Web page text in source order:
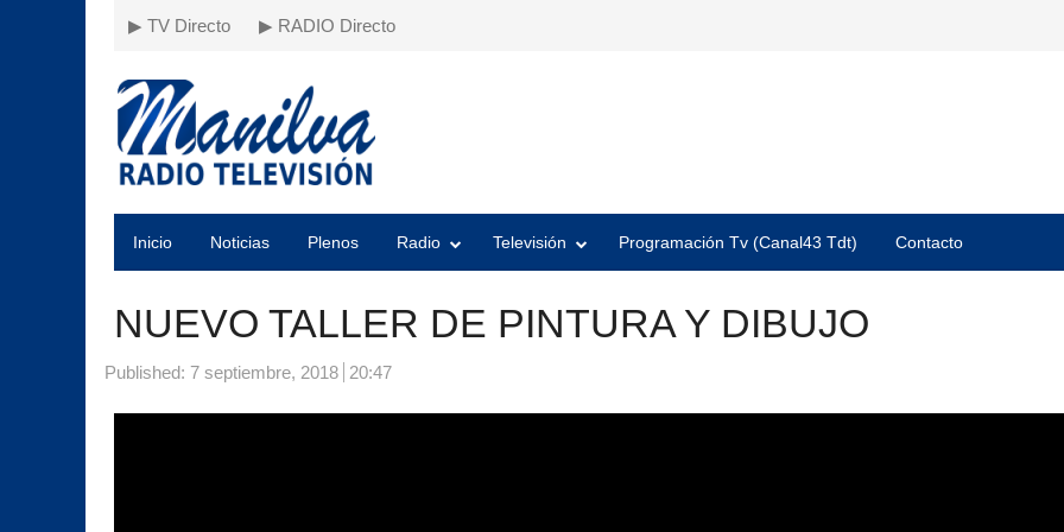
▶ TV Directo ▶ RADIO Directo
Inicio Noticias Plenos Radio Televisión Programación Tv (Canal43 Tdt) Contacto
NUEVO TALLER DE PINTURA Y DIBUJO
Published: 7 septiembre, 2018 20:47